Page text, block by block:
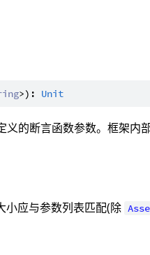
>): Unit
义的断言函数参数。框架内
小应与参数列表匹配(除